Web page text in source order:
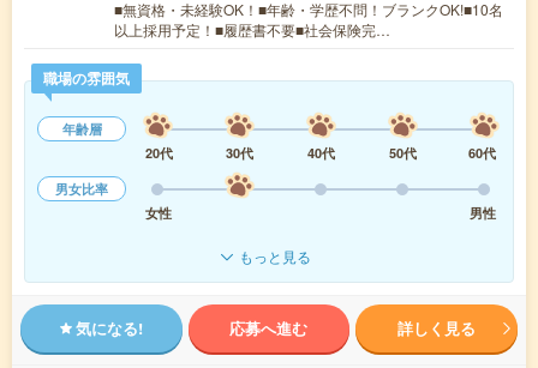
■無資格・未経験OK！■年齢・学歴不問！ブランクOK!■10名
以上採用予定！■履歴書不要■社会保険完…
職場の雰囲気
年齢層
20代
30代 40代 50代
60代
男女比率
女性
男性
もっと見る
気になる! 応募へ進む 詳しく見る